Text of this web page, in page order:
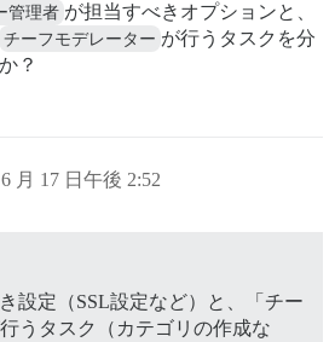
管理者 が担当すべきオプションと、
チーフモデレーター が行うタスクを分
？
月 17 日午後 2:52
設定（SSL設定など）と、「チー
うタスク（カテゴリの作成な